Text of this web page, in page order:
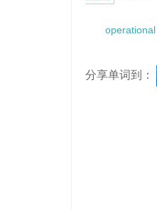
operational
分享单词到：